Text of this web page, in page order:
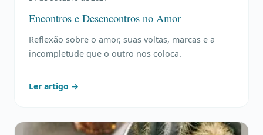
Encontros e Desencontros no Amor
Reflexão sobre o amor, suas voltas, marcas e a
incompletude que o outro nos coloca.
Ler artigo →